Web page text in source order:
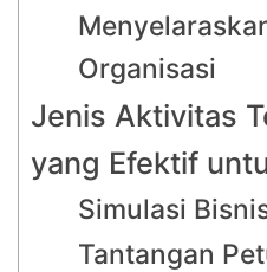
Organisasi
Jenis Aktivitas
yang Efektif
Simulasi
Tantangan